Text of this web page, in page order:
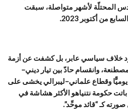
المحتلّة لأشهر متواصلة، سبقت
من أكتوبر 2023.
خلاف سياسي عابر، بل كشفت عن أزمة
وانقسام حادّ بين تيار ديني–
وقطاع علماني–ليبرالي يخشى على
حكومة نتنياهو الأكثر هشاشة في
صورته كـ “قائد موحِّد”.